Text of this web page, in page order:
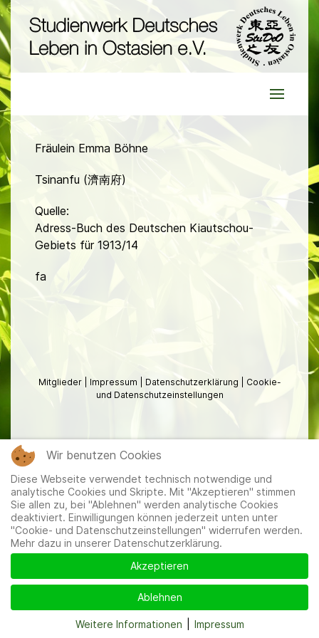
Fräulein Emma Böhne
Tsinanfu (濟南府)
Quelle:
Adress-Buch des Deutschen Kiautschou-
Gebiets für 1913/14
fa
Mitglieder Impressum Datenschutzerklärung
Cookie-
und Datenschutzeinstellungen
Wir benutzen Cookies
Diese Webseite verwendet technisch notwendige und
analytische Cookies und Skripte. Mit "Akzeptieren" stimmen
Sie allen zu, bei "Ablehnen" werden analytische Cookies
deaktiviert. Einwilligungen können jederzeit unten unter
"Cookie- und Datenschutzeinstellungen" widerrufen werden.
Mehr dazu in unserer Datenschutzerklärung.
Akzeptieren
Ablehnen
Weitere Informationen Impressum